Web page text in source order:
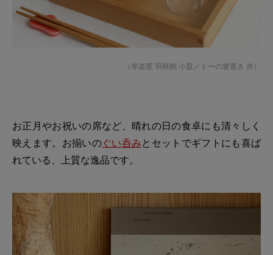
（幸楽窯 羽根鶴 小皿 ／ ドーの箸置き 赤）
お正月やお祝いの席など、晴れの日の食卓にも清々しく
映えます。お揃いのぐい呑みとセットでギフトにも喜ば
れている、上質な逸品です。